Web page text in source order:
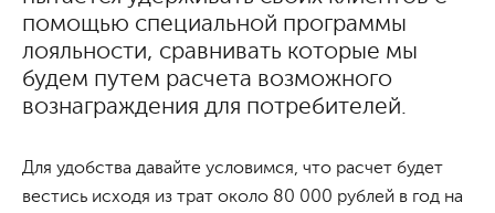
помощью специальной программы
лояльности, сравнивать которые мы
будем путем расчета возможного
вознаграждения для потребителей.
Для удобства давайте условимся, что расчет будет
вестись исходя из трат около 80 000 рублей в год на